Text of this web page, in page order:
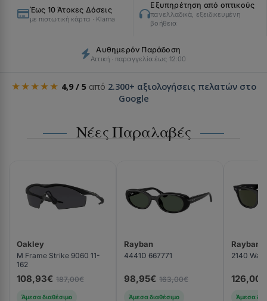
Έως 10 Άτοκες Δόσεις
με πιστωτική κάρτα · Klarna
Εξυπηρέτηση από οπτικούς
πανελλαδικά, εξειδικευμένη
βοήθεια
Αυθημερόν Παράδοση
Αττική · παραγγελία έως 12:00
★★★★★ 4,9 / 5 από 2.300+ αξιολογήσεις πελατών στο
Google
Νέες Παραλαβές
Oakley
M Frame Strike 9060 11-
162
108,93€ 187,00€
Άμεσα διαθέσιμο
Rayban
4441D 667771
98,95€ 163,00€
Άμεσα διαθέσιμο
Rayban
2140
126,00€
Άμεσα